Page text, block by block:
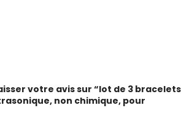
votre avis sur “lot de 3 bracelets
non chimique, pour